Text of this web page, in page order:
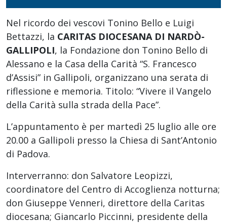
Nel ricordo dei vescovi Tonino Bello e Luigi
Bettazzi, la CARITAS DIOCESANA DI NARDÒ-
GALLIPOLI, la Fondazione don Tonino Bello di
Alessano e la Casa della Carità “S. Francesco
d’Assisi” in Gallipoli, organizzano una serata di
riflessione e memoria. Titolo: “Vivere il Vangelo
della Carità sulla strada della Pace”.
L’appuntamento è per martedì 25 luglio alle ore
20.00 a Gallipoli presso la Chiesa di Sant’Antonio
di Padova.
Interverranno: don Salvatore Leopizzi,
coordinatore del Centro di Accoglienza notturna;
don Giuseppe Venneri, direttore della Caritas
diocesana; Giancarlo Piccinni, presidente della